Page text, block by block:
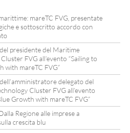
mareTC FVG, presentate
e sottoscritto accordo con
presidente del Maritime
FVG all’evento “Sailing to
with mareTC FVG”
delegato del
Cluster FVG all’evento
Growth with mareTC FVG”
Regione alle imprese a
crescita blu